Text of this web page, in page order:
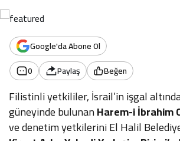
Google'da Abone Ol
0
Paylaş Beğen
Filistinli yetkililer, İsrail’in işgal
güneyinde bulunanHarem-i İbrahim
ve denetim yetkilerini El Halil